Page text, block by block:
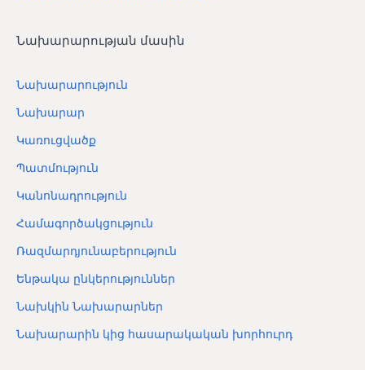
Նախարարության մասին
Նախարարություն
Նախարար
Կառուցվածք
Պատմություն
Կանոնադրություն
Համագործակցություն
Ռազմարդյունաբերություն
Ենթակա ընկերություններ
Նախկին Նախարարներ
Նախարարին կից հասարակական խորհուրդ